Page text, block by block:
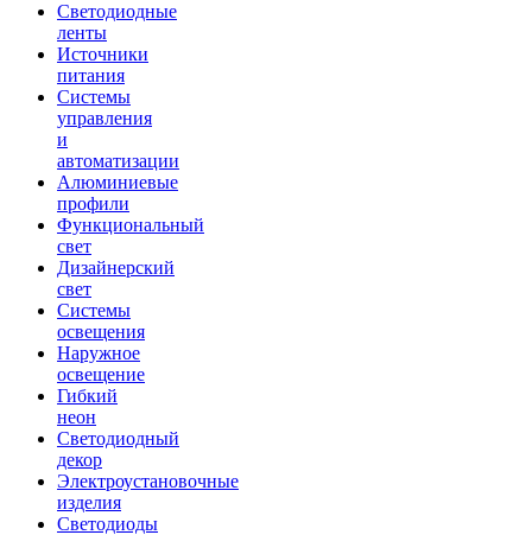
Светодиодные
ленты
Источники
питания
Системы
управления
и
автоматизации
Алюминиевые
профили
Функциональный
свет
Дизайнерский
свет
Системы
освещения
Наружное
освещение
Гибкий
неон
Светодиодный
декор
Электроустановочные
изделия
Светодиоды